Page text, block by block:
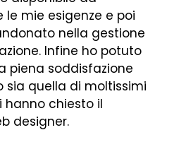
mie esigenze e poi
nella gestione
Infine ho potuto
piena soddisfazione
sia quella di moltissimi
chiesto il
designer.